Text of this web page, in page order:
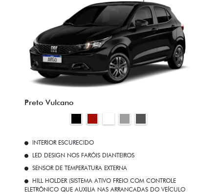
Preto Vulcano
INTERIOR ESCURECIDO
LED DESIGN NOS FARÓIS DIANTEIROS
SENSOR DE TEMPERATURA EXTERNA
HILL HOLDER (SISTEMA ATIVO FREIO COM CONTROLE
ELETRÔNICO QUE AUXILIA NAS ARRANCADAS DO VEÍCULO